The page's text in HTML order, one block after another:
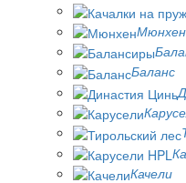
Мюнхен
Баланс
Качели